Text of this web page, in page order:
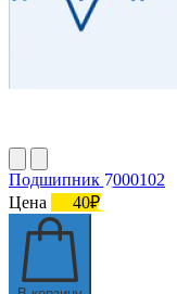
Подшипник 7000102
Цена
40₽